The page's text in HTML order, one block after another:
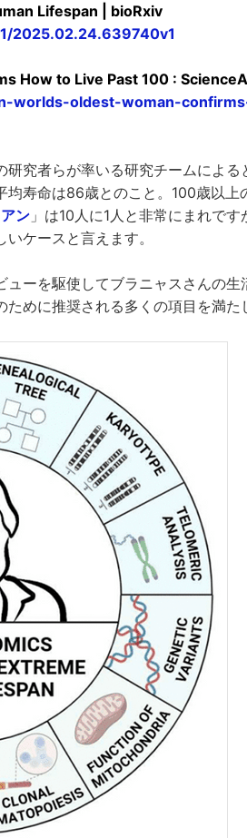
Lifespan | bioRxiv
2025.02.24.639740v1
How to Live Past 100 :
worlds-oldest-woman-
究者らが率いる研究チームによる
均寿命は86歳とのこと。100歳以上
ン 」は10人に1人と非常にまれで
ケースと言えます。
ーを駆使してブラニャスさんの生
めに推奨される多くの項目を満た